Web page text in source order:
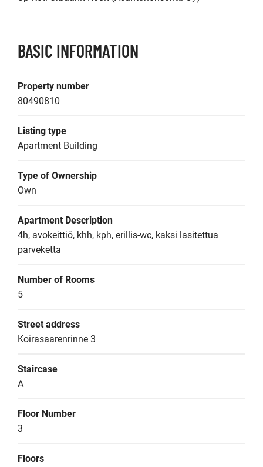
BASIC INFORMATION
Property number
80490810
Listing type
Apartment Building
Type of Ownership
Own
Apartment Description
4h, avokeittiö, khh, kph, erillis-wc, kaksi lasitettua
parveketta
Number of Rooms
5
Street address
Koirasaarenrinne 3
Staircase
A
Floor Number
3
Floors